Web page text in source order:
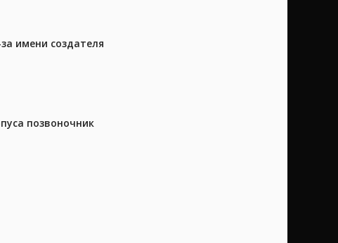
имени создателя
позвоночник